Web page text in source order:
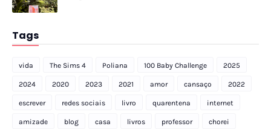
Tags
vida The Sims 4 Poliana 100 Baby Challenge 2025
2024 2020 2023 2021 amor cansaço 2022
escrever redes sociais livro quarentena internet
amizade blog casa livros professor chorei